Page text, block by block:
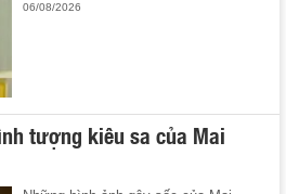
06/08/2026
tượng kiêu sa của Mai